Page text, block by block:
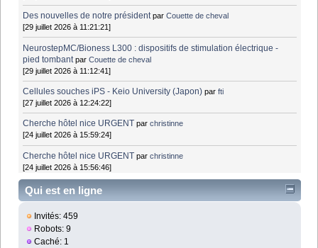
Des nouvelles de notre président parCouette de cheval
[29 juillet 2026 à 11:21:21]
NeurostepMC/Bioness L300 : dispositifs de stimulation électrique -
pied tombant parCouette de cheval
[29 juillet 2026 à 11:12:41]
Cellules souches iPS - Keio University (Japon) parfti
[27 juillet 2026 à 12:24:22]
Cherche hôtel nice URGENT parchristinne
[24 juillet 2026 à 15:59:24]
Cherche hôtel nice URGENT parchristinne
[24 juillet 2026 à 15:56:46]
Qui est en ligne
Invités: 459
Robots: 9
Caché: 1